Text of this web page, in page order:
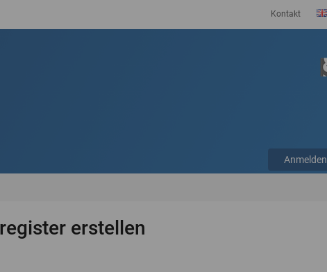
Kontakt
Anmelden
erstellen